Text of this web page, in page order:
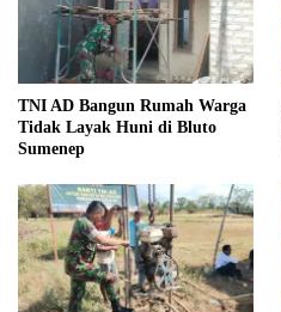
TNI AD Bangun Rumah Warga
Tidak Layak Huni di Bluto
Sumenep